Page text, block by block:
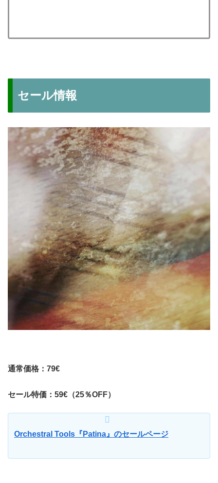
セール情報
通常価格：79€
セール特価：59€（25％OFF）
Orchestral Tools『Patina』のセールページ